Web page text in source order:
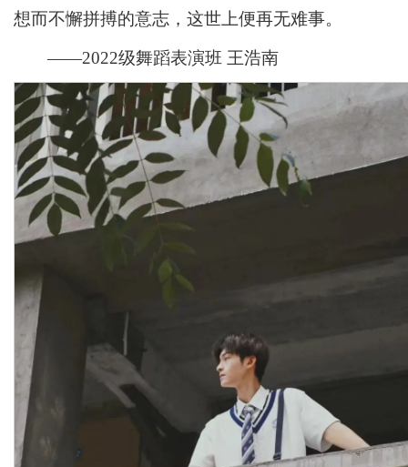
想而不懈拼搏的意志，这世上便再无难事。
——2022级舞蹈表演班 王浩南